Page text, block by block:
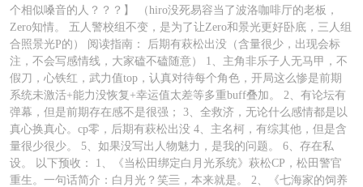
个相似嗓音的人？？？】 （hiro没死易容当了波洛咖啡厅的老板，
Zero知情。 五人警校组不变，是为了让Zero和景光更好卧底，三人组
合照景光P的） 阅读指南： 后期有萩松出没（含量很少，出现会标
注，不会写感情线，大家磕不磕随意） 1、主角非乐子人无马甲，不
假刀，心铁红，武力值top，认真对待每个角色，开局这么惨是前期
系统未激活+能力没恢复+幸运值太差等多重buff叠加。 2、有论坛有
弹幕，但是前期存在感不是很强； 3、全救济，无论什么感情都是以
真心换真心。cp零，后期有萩松出没 4、主名柯，有综其他，但是含
量很少很少。 5、如果没写出人物魅力，是我的问题。 6、存在私
设。 以下预收： 1、《当松田绑定白月光系统》萩松CP，松田警官
重生。一句话简介：白月光？笑亖，本来就是。 2、《七海家的饲养